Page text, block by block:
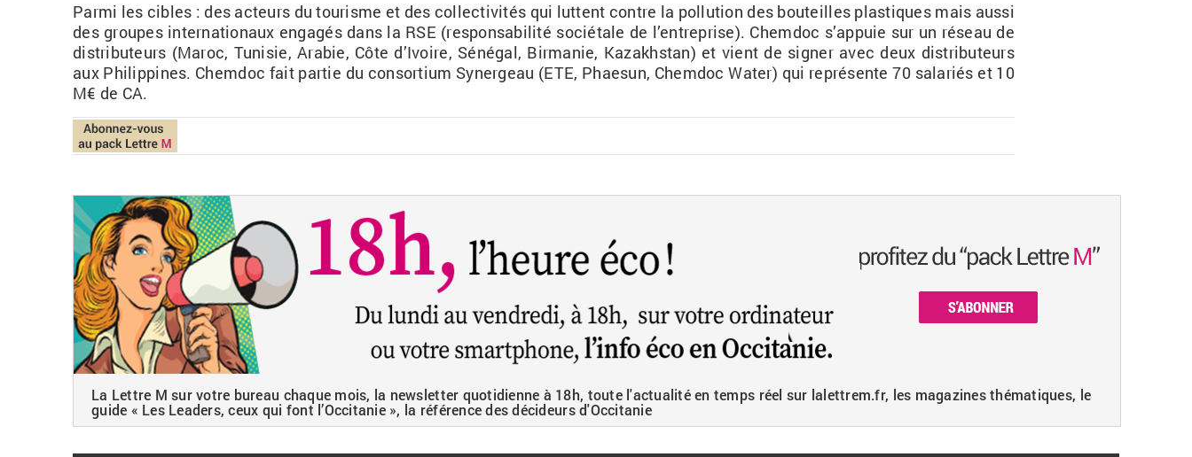
Parmi les cibles : des ac­teurs du tou­risme et des col­lec­ti­vi­tés qui luttent contre la pol­lu­tion des bou­teilles plas­tiques mais aussi
des groupes in­ter­na­tio­naux en­ga­gés dans la RSE (res­pon­sa­bi­lité so­cié­tale de l’en­tre­prise). Chem­doc s’ap­puie sur un ré­seau de
dis­tri­bu­teurs (Maroc, Tu­ni­sie, Ara­bie, Côte d’Ivoire, Sé­né­gal, Bir­ma­nie, Ka­za­khs­tan) et vient de si­gner avec deux dis­tri­bu­teurs
aux Phi­lip­pines. Chem­doc fait par­tie du consor­tium Sy­ner­geau (ETE, Phae­sun, Chem­doc Water) qui re­pré­sente 70 sa­la­riés et 10
M€ de CA.
La Lettre M sur votre bureau chaque mois, la newsletter quotidienne à 18h, toute l'actualité en temps réel sur lalettrem.fr, les magazines thématiques, le
guide « Les Leaders, ceux qui font l’Occitanie », la référence des décideurs d'Occitanie